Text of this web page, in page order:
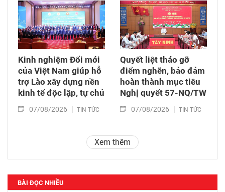
Kinh nghiệm Đổi mới
của Việt Nam giúp hỗ
trợ Lào xây dựng nền
kinh tế độc lập, tự chủ
07/08/2026 TIN TỨC
Quyết liệt tháo gỡ
điểm nghẽn, bảo đảm
hoàn thành mục tiêu
Nghị quyết 57-NQ/TW
07/08/2026 TIN TỨC
Xem thêm
BÀI ĐỌC NHIỀU